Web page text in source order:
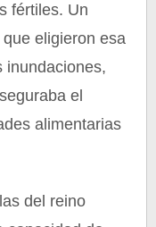
fértiles. Un
eligieron esa
inundaciones,
el
alimentarias
del reino